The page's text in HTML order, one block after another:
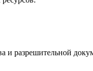
и разрешительной